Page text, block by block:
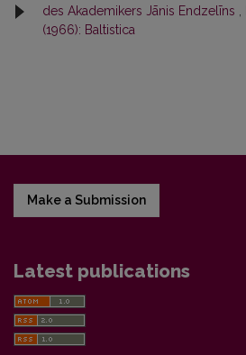
des Akademikers Jānis Endzelīns
(1966): Baltistica
Make a Submission
Latest publications